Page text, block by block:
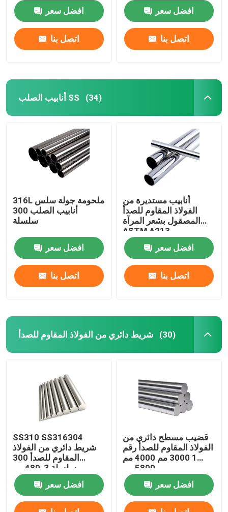
افضل سعر
اتصل بنا
افضل سعر
اتصل بنا
أنابيب الصلب SS (34)
316L ملحومة جولة سلس
أنابيب الصلب 300
سلسلة
افضل سعر
اتصل بنا
أنابيب مستديرة من
الفولاذ المقاوم للصدأ
المصقول بشعر المرآة
ASTM A213
افضل سعر
اتصل بنا
شريط دائري من الفولاذ المقاوم للصدأ (30)
SS310 SS316304
شريط دائري من الفولاذ
المقاوم للصدأ 300
سلسلة 3-480 مم
افضل سعر
قضيب مسطح دائري من
الفولاذ المقاوم للصدأ رقم
1 3000 مم 4000 مم
5800 مم
افضل سعر